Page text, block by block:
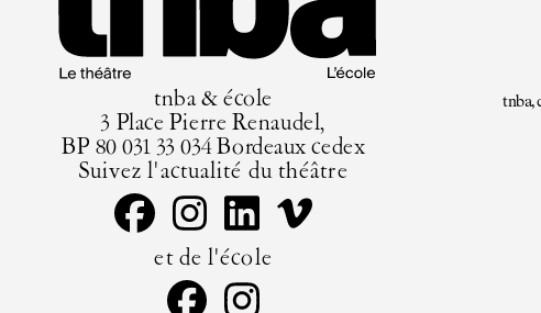
tnba & école
3 Place Pierre Renaudel,
BP 80 031 33 034 Bordeaux cedex
Suivez l'actualité du théâtre
et de l'école
tnba,